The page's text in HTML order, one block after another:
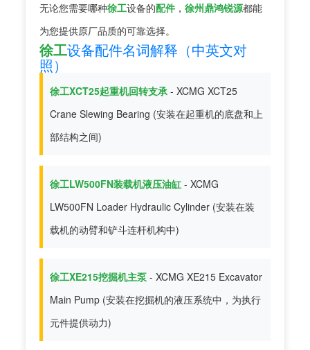
无论您需要哪种徐工设备的配件， 徐州鼎鸿锐源都能
为您提供原厂品质的可靠选择。
徐工设备配件名词解释（中英文对
照）
徐工XCT25起重机回转支承- XCMG XCT25
Crane Slewing Bearing (安装在起重机的底盘和上
部结构之间)
徐工LW500FN装载机液压油缸- XCMG
LW500FN Loader Hydraulic Cylinder (安装在装
载机的动臂和铲斗连杆机构中)
徐工XE215挖掘机主泵- XCMG XE215 Excavator
Main Pump (安装在挖掘机的液压系统中，为执行
元件提供动力)